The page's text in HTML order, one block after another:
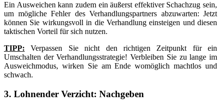
Ein Ausweichen kann zudem ein äußerst effektiver Schachzug sein,
um mögliche Fehler des Verhandlungspartners abzuwarten: Jetzt
können Sie wirkungsvoll in die Verhandlung einsteigen und diesen
taktischen Vorteil für sich nutzen.
TIPP: Verpassen Sie nicht den richtigen Zeitpunkt für ein
Umschalten der Verhandlungsstrategie! Verbleiben Sie zu lange im
Ausweichmodus, wirken Sie am Ende womöglich machtlos und
schwach.
3. Lohnender Verzicht: Nachgeben